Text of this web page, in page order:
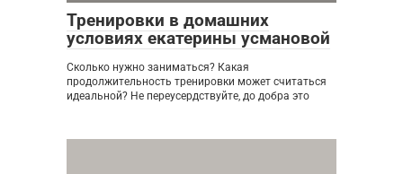
Тренировки в домашних
условиях екатерины усмановой
Сколько нужно заниматься? Какая
продолжительность тренировки может считаться
идеальной? Не переусердствуйте, до добра это